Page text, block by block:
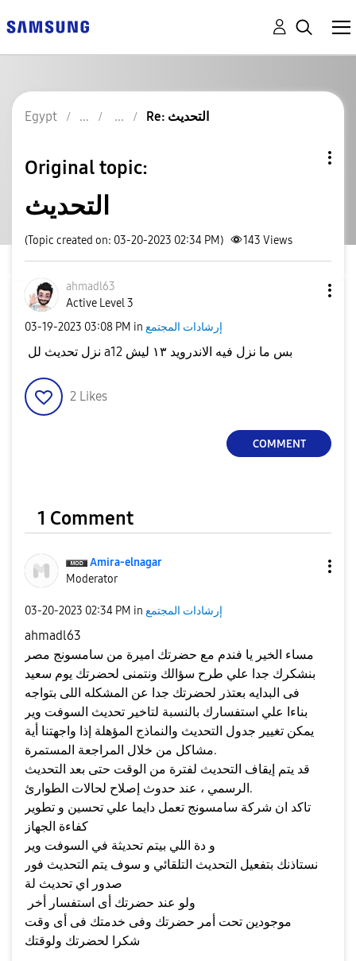
Egypt Re: التحديث
Original topic:
التحديث
(Topic created on: 03-20-2023 02:34 PM) 143 Views
ahmadl63
Active Level 3
‎03-19-2023 03:08 PM in إرشادات المجتمع
2 Likes
COMMENT
1 Comment
Amira-elnagar
Moderator
‎03-20-2023 02:34 PM in إرشادات المجتمع
ahmadl63
مساء الخير يا فندم مع حضرتك اميرة من سامسونج مصر
بنشكرك جدا علي طرح سؤالك ونتمنى لحضرتك يوم سعيد
فى البدايه بعتذر لحضرتك جدا عن المشكله اللى بتواجه
بناءا علي استفسارك بالنسبة لتاخير تحديث السوفت وير
يمكن تغيير جدول التحديث والنماذج المؤهلة إذا واجهتنا أية
مشاكل من خلال المراجعة المستمرة.
قد يتم إيقاف التحديث لفترة من الوقت حتى بعد التحديث
الرسمي ، عند حدوث إصلاح لحالات الطوارئ.
تاكد ان شركة سامسونج تعمل دايما علي تحسين و تطوير
نستاذنك بتفعيل التحديث التلقائي و سوف يتم التحديث فور
صدور اي تحديث لة
ولو عند حضرتك أى استفسار أخر
موجودين تحت أمر حضرتك وفى خدمتك فى أى وقت
شكرا لحضرتك ولوقتك